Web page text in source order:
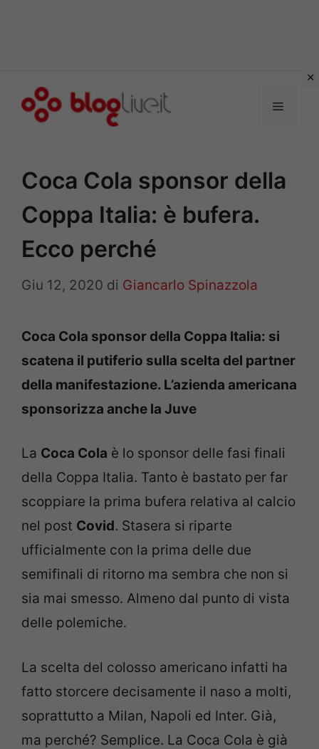
Menu
Coca Cola sponsor della
Coppa Italia: è bufera.
Ecco perché
Giu 12, 2020 di Giancarlo Spinazzola
Coca Cola sponsor della Coppa Italia: si
scatena il putiferio sulla scelta del partner
della manifestazione. L’azienda americana
sponsorizza anche la Juve
La Coca Cola è lo sponsor delle fasi finali
della Coppa Italia. Tanto è bastato per far
scoppiare la prima bufera relativa al calcio
nel post Covid. Stasera si riparte
ufficialmente con la prima delle due
semifinali di ritorno ma sembra che non si
sia mai smesso. Almeno dal punto di vista
delle polemiche.
La scelta del colosso americano infatti ha
fatto storcere decisamente il naso a molti,
soprattutto a Milan, Napoli ed Inter. Già,
ma perché? Semplice. La Coca Cola è già